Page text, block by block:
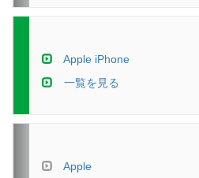
Apple iPhone
一覧を見る
Apple